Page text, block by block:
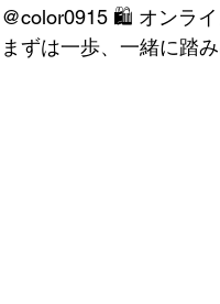
@color0915 🛍️ オンライ
まずは一歩、一緒に踏